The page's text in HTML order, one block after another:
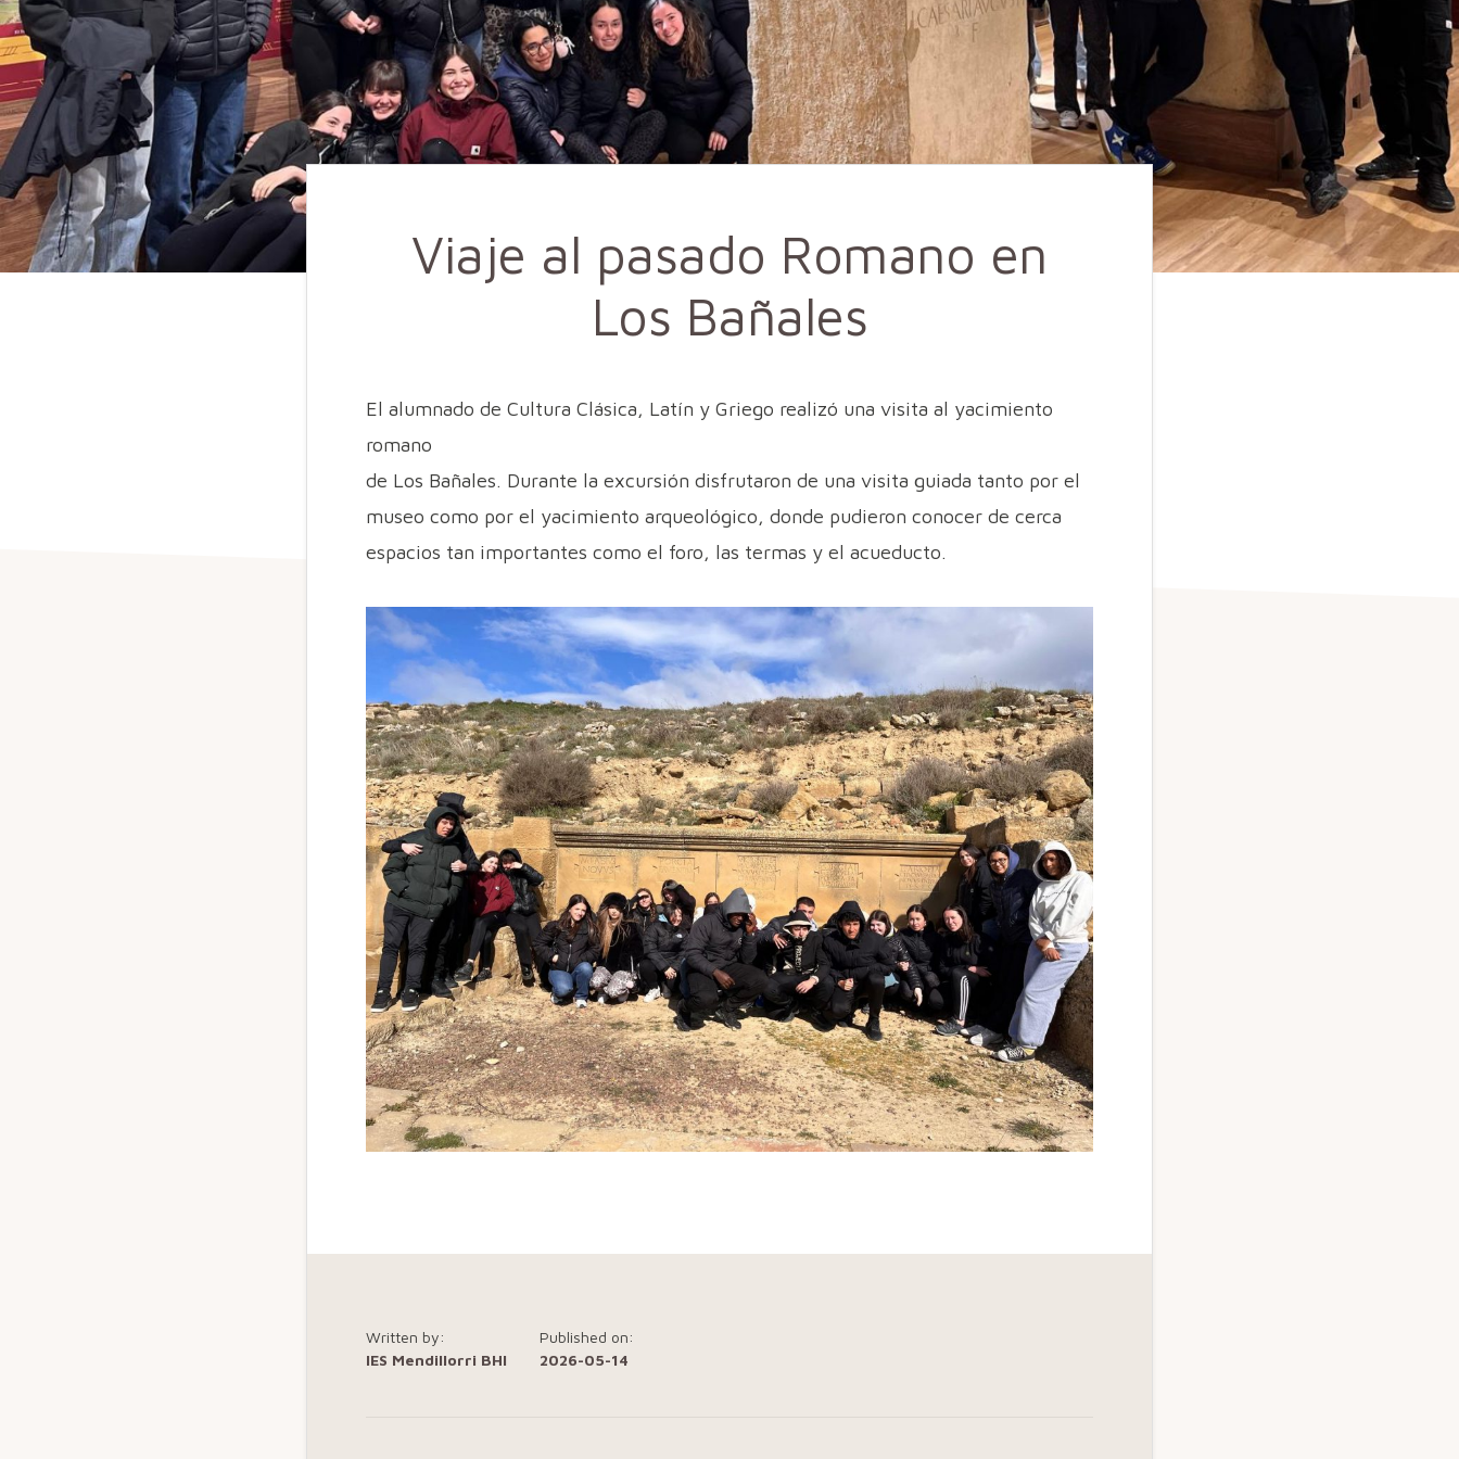
Viaje al pasado Romano en
Los Bañales
El alumnado de Cultura Clásica, Latín y Griego realizó una visita al yacimiento
romano
de Los Bañales. Durante la excursión disfrutaron de una visita guiada tanto por el
museo como por el yacimiento arqueológico, donde pudieron conocer de cerca
espacios tan importantes como el foro, las termas y el acueducto.
Written by:
IES Mendillorri BHI
Published on:
2026-05-14